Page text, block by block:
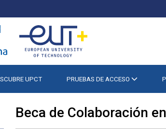
UPCT PRUEBAS DE ACCESO
Beca de Colaboración